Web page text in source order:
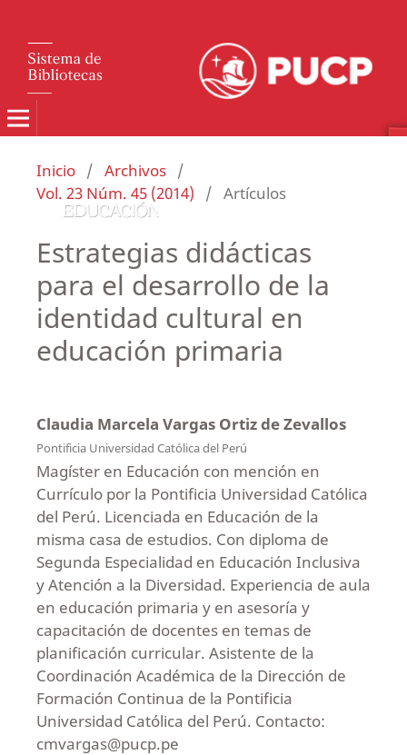
Inicio / Archivos /
Vol. 23 Núm. 45 (2014)
/ Artículos
Estrategias didácticas
para el desarrollo de la
identidad cultural en
educación primaria
Claudia Marcela Vargas Ortiz de Zevallos
Pontificia Universidad Católica del Perú
Magíster en Educación con mención en
Currículo por la Pontificia Universidad Católica
del Perú. Licenciada en Educación de la
misma casa de estudios. Con diploma de
Segunda Especialidad en Educación Inclusiva
y Atención a la Diversidad. Experiencia de aula
en educación primaria y en asesoría y
capacitación de docentes en temas de
planificación curricular. Asistente de la
Coordinación Académica de la Dirección de
Formación Continua de la Pontificia
Universidad Católica del Perú. Contacto:
cmvargas@pucp.pe